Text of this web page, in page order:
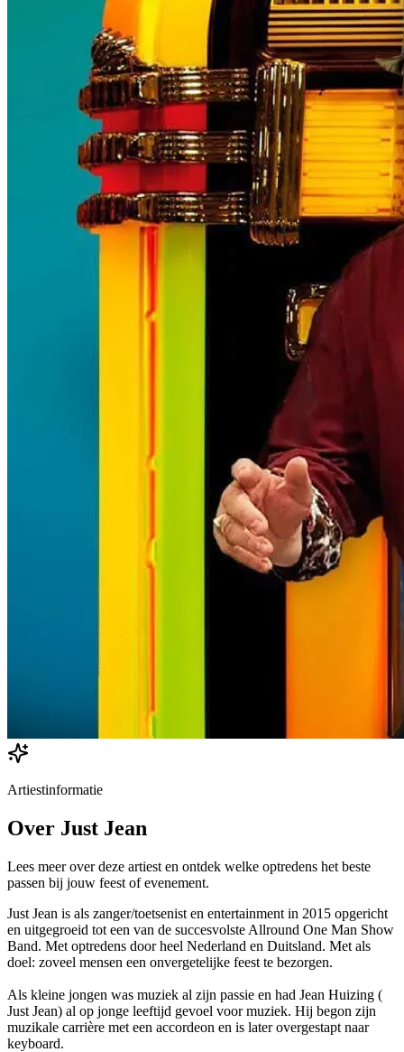
Artiestinformatie
Over Just Jean
Lees meer over deze artiest en ontdek welke optredens het beste
passen bij jouw feest of evenement.
Just Jean is als zanger/toetsenist en entertainment in 2015 opgericht
en uitgegroeid tot een van de succesvolste Allround One Man Show
Band. Met optredens door heel Nederland en Duitsland. Met als
doel: zoveel mensen een onvergetelijke feest te bezorgen.
Als kleine jongen was muziek al zijn passie en had Jean Huizing (
Just Jean) al op jonge leeftijd gevoel voor muziek. Hij begon zijn
muzikale carrière met een accordeon en is later overgestapt naar
keyboard.